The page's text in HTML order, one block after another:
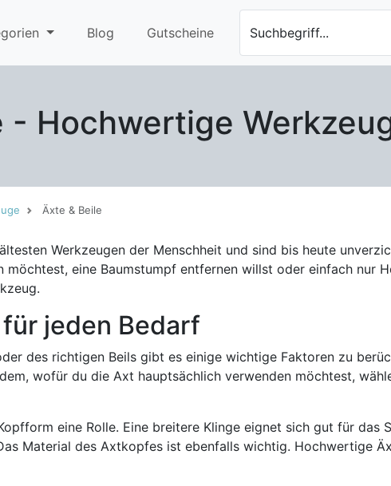
Blog Gutscheine Suchbegriff...
- Hochwertige
Äxte & Beile
Werkzeugen der Menschheit und sind bis heute
möchtest, eine Baumstumpf entfernen willst oder einfach nur
jeden Bedarf
des richtigen Beils gibt es einige wichtige Faktoren zu
wofür du die Axt hauptsächlich verwenden möchtest,
eine Rolle. Eine breitere Klinge eignet sich gut für das
Material des Axtkopfes ist ebenfalls wichtig. Hochwertige